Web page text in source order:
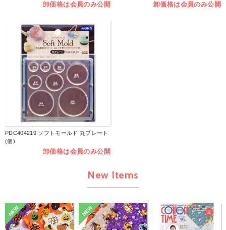
卸価格は会員のみ公開 卸価格は会員のみ公開
PDC404219 ソフトモールド 丸プレート
(個)
卸価格は会員のみ公開
New Items
NEW NEW